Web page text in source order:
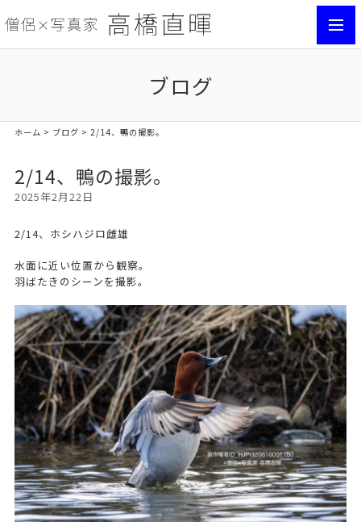
ブログ
ホーム > ブログ > 2/14、鴨の撮影。
2/14、鴨の撮影。
2025年2月22日
2/14、ホシハジロ雌雄
水面に近い位置から観察。
羽ばたきのシーンを撮影。